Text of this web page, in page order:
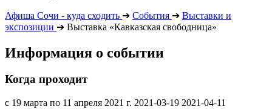
Афиша Сочи - куда сходить ➔ События ➔ Выставки и
экспозиции ➔ Выставка «Кавказская свободница»
Информация о событии
Когда проходит
с 19 марта по 11 апреля 2021 г. 2021-03-19 2021-04-11